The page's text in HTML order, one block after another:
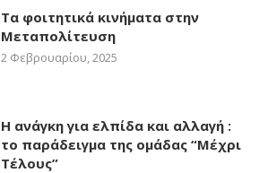
Τα φοιτητικά κινήματα στην
Μεταπολίτευση
2 Φεβρουαρίου, 2025
Η ανάγκη για ελπίδα και αλλαγή :
το παράδειγμα της ομάδας “Μέχρι
Τέλους”